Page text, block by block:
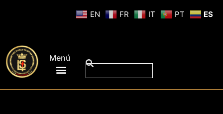
Menú
EN FR IT PT ES